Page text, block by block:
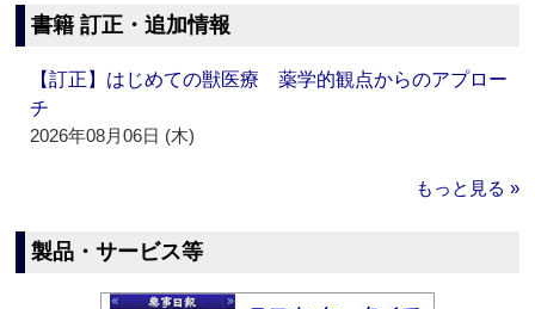
書籍 訂正・追加情報
【訂正】はじめての獣医療 薬学的観点からのアプロー
チ
2026年08月06日 (木)
もっと見る »
製品・サービス等